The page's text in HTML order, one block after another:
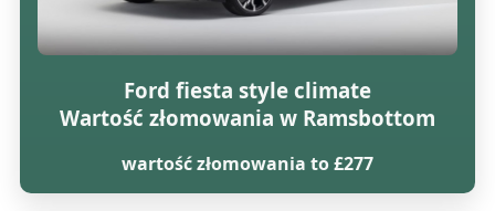
Ford fiesta style climate
Wartość złomowania w Ramsbottom
wartość złomowania to £277